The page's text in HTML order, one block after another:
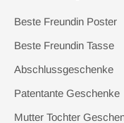
Beste Freundin Poster
Beste Freundin Tasse
Abschlussgeschenke
Patentante Geschenke
Mutter Tochter